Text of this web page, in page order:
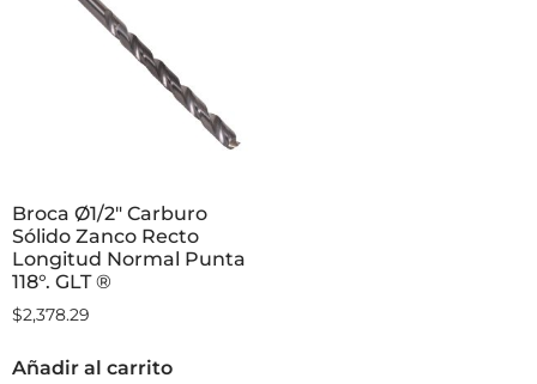
Broca Ø1/2″ Carburo
Sólido Zanco Recto
Longitud Normal Punta
118°. GLT ®
$2,378.29
Añadir al carrito